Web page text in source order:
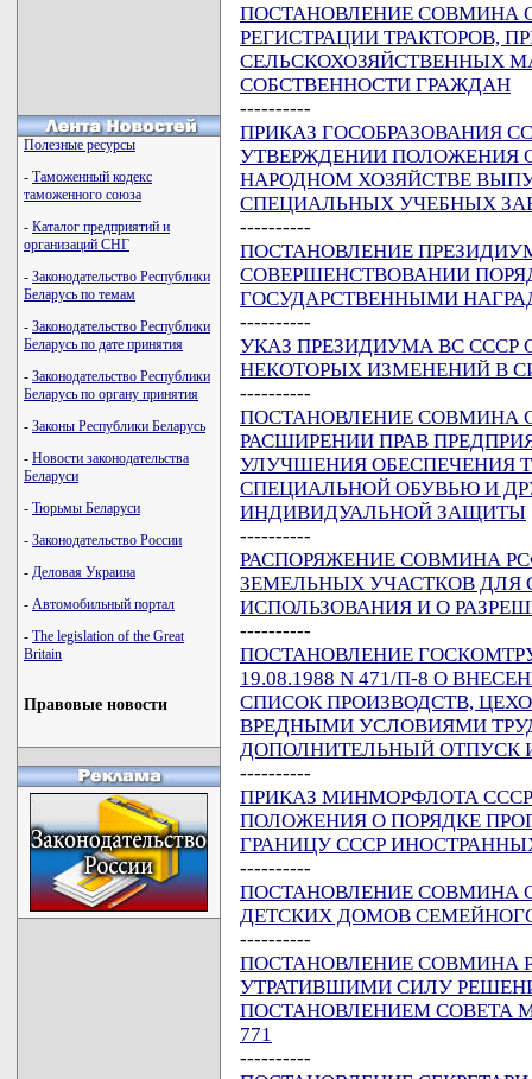
Полезные ресурсы
- Таможенный кодекс
таможенного союза
- Каталог предприятий и
организаций СНГ
- Законодательство Республики
Беларусь по темам
- Законодательство Республики
Беларусь по дате принятия
- Законодательство Республики
Беларусь по органу принятия
- Законы Республики Беларусь
- Новости законодательства
Беларуси
- Тюрьмы Беларуси
- Законодательство России
- Деловая Украина
- Автомобильный портал
- The legislation of the Great
Britain
Правовые новости
ПОСТАНОВЛЕНИЕ СОВМИНА
РЕГИСТРАЦИИ ТРАКТОРОВ,
СЕЛЬСКОХОЗЯЙСТВЕННЫХ
СОБСТВЕННОСТИ ГРАЖДАН
----------
ПРИКАЗ ГОСОБРАЗОВАНИЯ
УТВЕРЖДЕНИИ ПОЛОЖЕНИЯ
НАРОДНОМ ХОЗЯЙСТВЕ
СПЕЦИАЛЬНЫХ УЧЕБНЫХ
----------
ПОСТАНОВЛЕНИЕ
СОВЕРШЕНСТВОВАНИИ
ГОСУДАРСТВЕННЫМИ
----------
УКАЗ ПРЕЗИДИУМА ВС СССР
НЕКОТОРЫХ ИЗМЕНЕНИЙ В
----------
ПОСТАНОВЛЕНИЕ СОВМИНА
РАСШИРЕНИИ ПРАВ
УЛУЧШЕНИЯ ОБЕСПЕЧЕНИЯ
СПЕЦИАЛЬНОЙ ОБУВЬЮ И
ИНДИВИДУАЛЬНОЙ ЗАЩИТЫ
----------
РАСПОРЯЖЕНИЕ СОВМИНА
ЗЕМЕЛЬНЫХ УЧАСТКОВ ДЛЯ
ИСПОЛЬЗОВАНИЯ И О
----------
ПОСТАНОВЛЕНИЕ
19.08.1988 N 471/П-8 О
СПИСОК ПРОИЗВОДСТВ,
ВРЕДНЫМИ УСЛОВИЯМИ
ДОПОЛНИТЕЛЬНЫЙ ОТПУСК
----------
ПРИКАЗ МИНМОРФЛОТА СССР
ПОЛОЖЕНИЯ О ПОРЯДКЕ
ГРАНИЦУ СССР
----------
ПОСТАНОВЛЕНИЕ СОВМИНА
ДЕТСКИХ ДОМОВ
----------
ПОСТАНОВЛЕНИЕ СОВМИНА
УТРАТИВШИМИ СИЛУ
ПОСТАНОВЛЕНИЕМ СОВЕТА
771
----------